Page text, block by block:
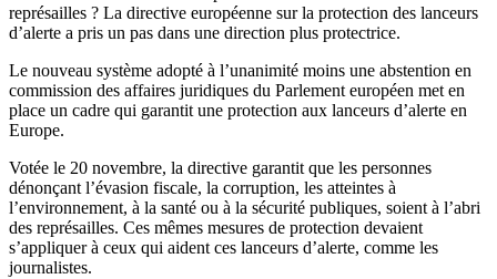
représailles ? La directive européenne sur la protection des lanceurs
d’alerte a pris un pas dans une direction plus protectrice.
Le nouveau système adopté à l’unanimité moins une abstention en
commission des affaires juridiques du Parlement européen met en
place un cadre qui garantit une protection aux lanceurs d’alerte en
Europe.
Votée le 20 novembre, la directive garantit que les personnes
dénonçant l’évasion fiscale, la corruption, les atteintes à
l’environnement, à la santé ou à la sécurité publiques, soient à l’abri
des représailles. Ces mêmes mesures de protection devaient
s’appliquer à ceux qui aident ces lanceurs d’alerte, comme les
journalistes.